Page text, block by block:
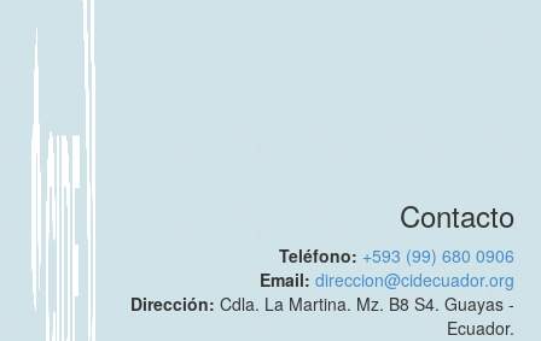
Contacto
Teléfono: +593 (99) 680 0906
Email:direccion@cidecuador.org
Dirección:Cdla. La Martina. Mz. B8 S4. Guayas -
Ecuador.